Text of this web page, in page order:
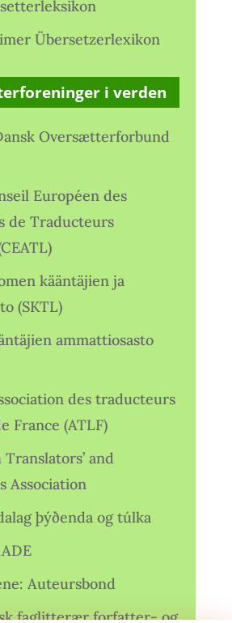
Übersetzerlexikon
i verden
Oversætterforbund
Européen des
de Traducteurs
kääntäjien ja
(SKTL)
ammattiosasto
des traducteurs
France (ATLF)
and
Association
þýðenda og túlka
Auteursbond
faglitterær forfatter- og